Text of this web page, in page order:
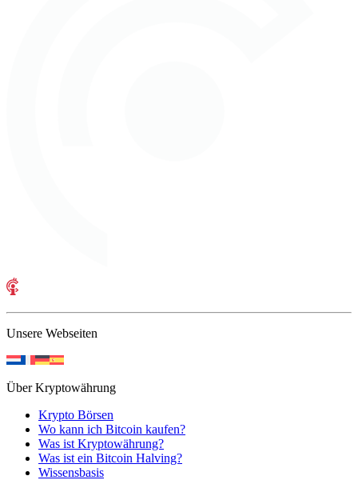
Unsere Webseiten
Über Kryptowährung
Krypto Börsen
Wo kann ich Bitcoin kaufen?
Was ist Kryptowährung?
Was ist ein Bitcoin Halving?
Wissensbasis